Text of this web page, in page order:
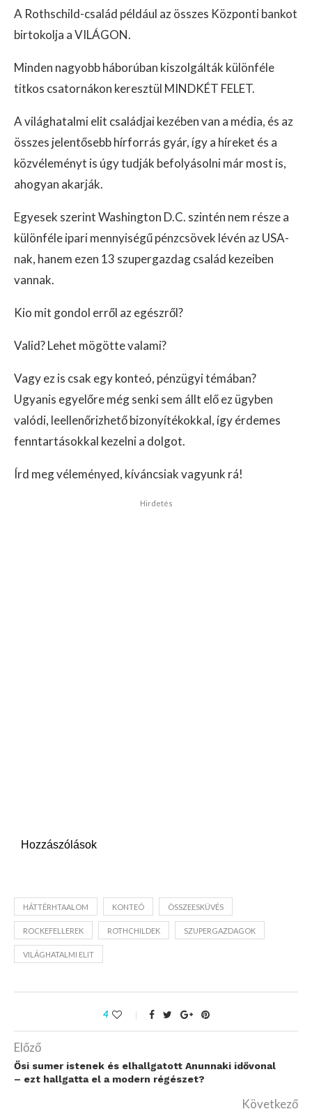
A Rothschild-család például az összes Központi bankot
birtokolja a VILÁGON.
Minden nagyobb háborúban kiszolgálták különféle
titkos csatornákon keresztül MINDKÉT FELET.
A világhatalmi elit családjai kezében van a média, és az
összes jelentősebb hírforrás gyár, így a híreket és a
közvéleményt is úgy tudják befolyásolni már most is,
ahogyan akarják.
Egyesek szerint Washington D.C. szintén nem része a
különféle ipari mennyiségű pénzcsövek lévén az USA-
nak, hanem ezen 13 szupergazdag család kezeiben
vannak.
Kio mit gondol erről az egészről?
Valid? Lehet mögötte valami?
Vagy ez is csak egy konteó, pénzügyi témában?
Ugyanis egyelőre még senki sem állt elő ez ügyben
valódi, leellenőrizhető bizonyítékokkal, így érdemes
fenntartásokkal kezelni a dolgot.
Írd meg véleményed, kíváncsiak vagyunk rá!
Hirdetés
Hozzászólások
HÁTTÉRHTAALOM KONTEÓ ÖSSZEESKÜVÉS
ROCKEFELLEREK ROTHCHILDEK SZUPERGAZDAGOK
VILÁGHATALMI ELIT
4
Előző
Ősi sumer istenek és elhallgatott Anunnaki idővonal
– ezt hallgatta el a modern régészet?
Következő